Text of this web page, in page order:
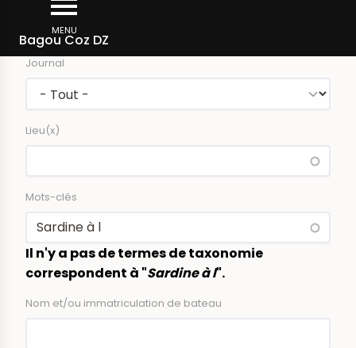
contenu
principal
MENU
Bagou Coz DZ
Rechercher dans la presse
Journal
Lieu(x)
Mots-clés
Il n'y a pas de termes de taxonomie
correspondent à "Sardine à l".
Nom et/ou immatriculation de bateau